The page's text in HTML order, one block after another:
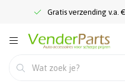
Gratis verzending v.a.